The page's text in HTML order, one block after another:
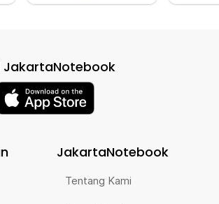
JakartaNotebook
JakartaNotebook
Tentang Kami